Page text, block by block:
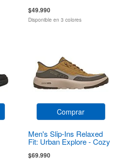
$49.990
Disponible en 3 colores
Comprar
Men's Slip-Ins Relaxed
Fit: Urban Explore - Cozy
$69.990